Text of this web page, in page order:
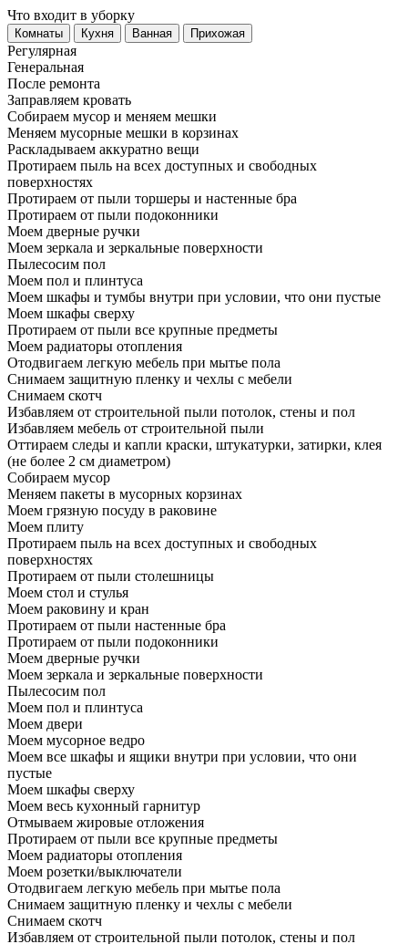
Что входит в уборку
Регу­лярная
Гене­ральная
После ремонта
Заправляем кровать
Собираем мусор и меняем мешки
Меняем мусорные мешки в корзинах
Раскладываем аккуратно вещи
Протираем пыль на всех доступных и свободных
поверхностях
Протираем от пыли торшеры и настенные бра
Протираем от пыли подоконники
Моем дверные ручки
Моем зеркала и зеркальные поверхности
Пылесосим пол
Моем пол и плинтуса
Моем шкафы и тумбы внутри при условии, что они пустые
Моем шкафы сверху
Протираем от пыли все крупные предметы
Моем радиаторы отопления
Отодвигаем легкую мебель при мытье пола
Снимаем защитную пленку и чехлы с мебели
Снимаем скотч
Избавляем от строительной пыли потолок, стены и пол
Избавляем мебель от строительной пыли
Оттираем следы и капли краски, штукатурки, затирки, клея
(не более 2 см диаметром)
Собираем мусор
Меняем пакеты в мусорных корзинах
Моем грязную посуду в раковине
Моем плиту
Протираем пыль на всех доступных и свободных
поверхностях
Протираем от пыли столешницы
Моем стол и стулья
Моем раковину и кран
Протираем от пыли настенные бра
Протираем от пыли подоконники
Моем дверные ручки
Моем зеркала и зеркальные поверхности
Пылесосим пол
Моем пол и плинтуса
Моем двери
Моем мусорное ведро
Моем все шкафы и ящики внутри при условии, что они
пустые
Моем шкафы сверху
Моем весь кухонный гарнитур
Отмываем жировые отложения
Протираем от пыли все крупные предметы
Моем радиаторы отопления
Моем розетки/выключатели
Отодвигаем легкую мебель при мытье пола
Снимаем защитную пленку и чехлы с мебели
Снимаем скотч
Избавляем от строительной пыли потолок, стены и пол